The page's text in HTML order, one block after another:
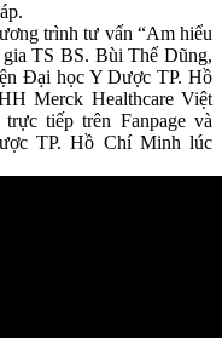
trình tư vấn “Am hiểu
TS BS. Bùi Thế Dũng,
Đại học Y Dược TP. Hồ
Merck Healthcare Việt
tiếp trên Fanpage và
TP. Hồ Chí Minh lúc